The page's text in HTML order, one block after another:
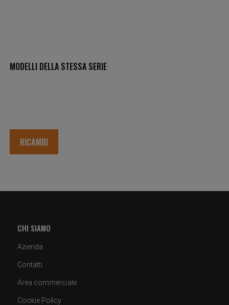
MODELLI DELLA STESSA SERIE
RICAMBI
CHI SIAMO
Azienda
Contatti
Area commerciale
Cookie Policy